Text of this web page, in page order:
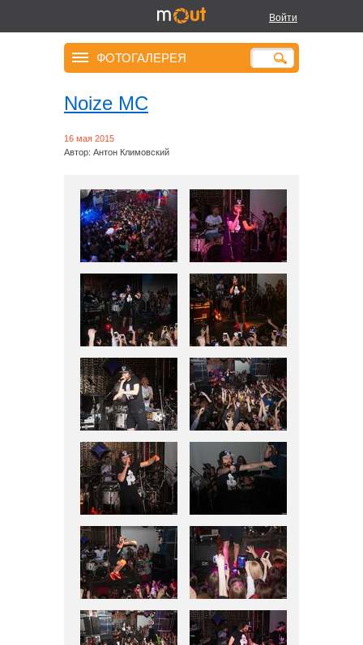
Войти
ФОТОГАЛЕРЕЯ
Noize MC
16 мая 2015
Автор: Антон Климовский